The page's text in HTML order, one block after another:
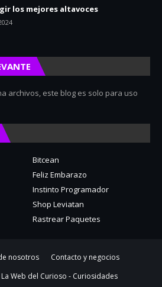
los mejores altavoces
archivos, este blog es solo para uso
Bitcean
Feliz Embarazo
Instinto Programador
Shop Leviatan
Rastrear Paquetes
nosotros
Contacto y negocios
La Web del Curioso - Curiosidades